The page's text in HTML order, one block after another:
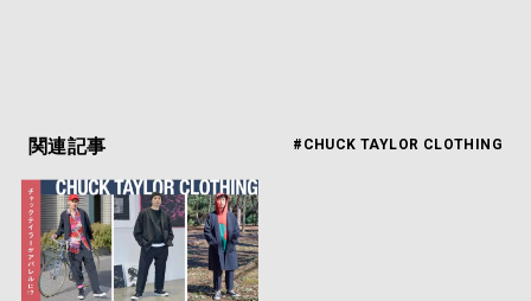
関連記事 #CHUCK TAYLOR CLOTHING